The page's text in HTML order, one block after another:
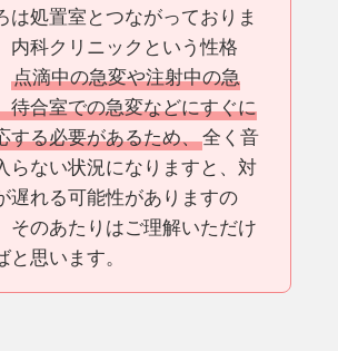
は処置室とつながっておりま
内科クリニックという性格
点滴中の急変や注射中の急
待合室での急変などにすぐに
する必要があるため、全く音
らない状況になりますと、対
遅れる可能性がありますの
そのあたりはご理解いただけ
と思います。